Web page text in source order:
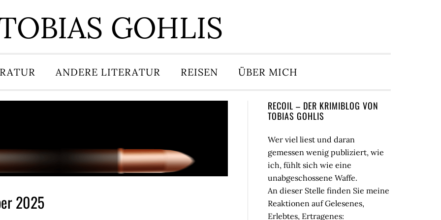
GOHLIS
ANDERE LITERATUR REISEN ÜBER MICH
2025
Seitenspalte
RECOIL – DER KRIMIBLOG VON
TOBIAS GOHLIS
Wer viel liest und daran
gemessen wenig publiziert, wie
ich, fühlt sich wie eine
unabgeschossene Waffe.
An dieser Stelle finden Sie meine
Reaktionen auf Gelesenes,
Erlebtes, Ertragenes: